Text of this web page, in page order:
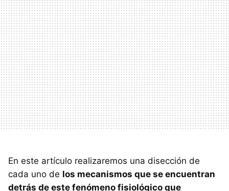
En este artículo realizaremos una disección de
cada uno de los mecanismos que se encuentran
detrás de este fenómeno fisiológico que